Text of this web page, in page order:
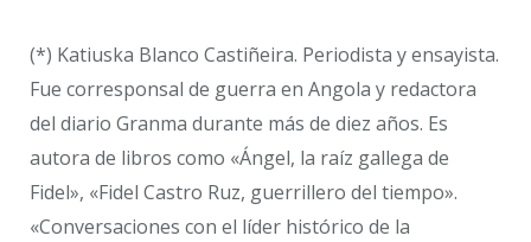
(*) Katiuska Blanco Castiñeira. Periodista y ensayista.
Fue corresponsal de guerra en Angola y redactora
del diario Granma durante más de diez años. Es
autora de libros como «Ángel, la raíz gallega de
Fidel», «Fidel Castro Ruz, guerrillero del tiempo».
«Conversaciones con el líder histórico de la